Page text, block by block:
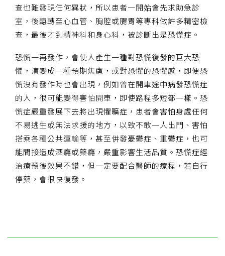
查也難發現任何異狀，所以患者一開始會先求助急診
室，後輾轉至心血管、胸腔或腸胃等專科做許多精密檢
查，最後才到精神科和身心科，被診斷出是恐慌症。
恐慌一再發作，會使人產生一種對恐慌復發的巨大恐
懼，演變成一種預期焦慮，或對恐懼的恐懼感，即便恐
慌沒有發作時也會出現，例如曾在開車途中病發恐慌症
的人，很可能變得害怕開車，即使路程多短都一樣。恐
慌症嚴重發展下去將出現懼曠症，患者會害怕身處任何
不易逃生或無法求援的地方，以致不敢一人出門、害怕
搭乘各種公共運輸等，甚至併發憂鬱症、重鬱症，也可
能間接造成酒癮或藥癮，嚴重影響生活品質。恐慌症經
治療預後效果不錯，但一定要配合醫師的療程，若自行
停藥，會很快復發。